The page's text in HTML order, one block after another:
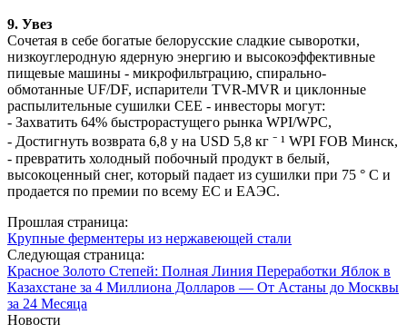
9. Увез
Сочетая в себе богатые белорусские сладкие сыворотки,
низкоуглеродную ядерную энергию и высокоэффективные
пищевые машины - микрофильтрацию, спирально-
обмотанные UF/DF, испарители TVR-MVR и циклонные
распылительные сушилки CEE - инвесторы могут:
- Захватить 64% быстрорастущего рынка WPI/WPC,
- Достигнуть возврата 6,8 y на USD 5,8 кг ⁻ ¹ WPI FOB Минск,
- превратить холодный побочный продукт в белый,
высокоценный снег, который падает из сушилки при 75 ° C и
продается по премии по всему ЕС и ЕАЭС.
Прошлая страница:
Крупные ферментеры из нержавеющей стали
Следующая страница:
Красное Золото Степей: Полная Линия Переработки Яблок в
Казахстане за 4 Миллиона Долларов — От Астаны до Москвы
за 24 Месяца
Новости